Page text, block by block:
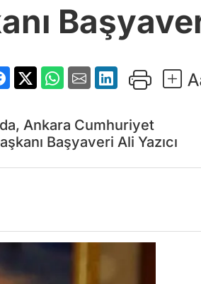
Ankara Cumhuriyet
Başyaveri Ali Yazıcı